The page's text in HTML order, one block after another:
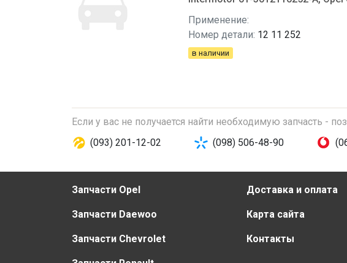
Применение:
Номер детали: 12 11 252
в наличии
Если у вас не получается найти необходимую запчасть -
(093) 201-12-02
(098) 506-48-90
Запчасти Opel
Запчасти Daewoo
Запчасти Chevrolet
Доставка и оплата
Карта сайта
Контакты